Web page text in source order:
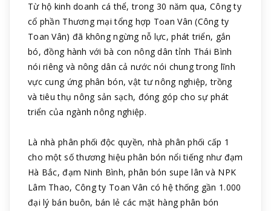
Từ hộ kinh doanh cá thể, trong 30 năm qua, Công ty
cổ phần Thương mại tổng hợp Toan Vân (Công ty
Toan Vân) đã không ngừng nỗ lực, phát triển, gắn
bó, đồng hành với bà con nông dân tỉnh Thái Bình
nói riêng và nông dân cả nước nói chung trong lĩnh
vực cung ứng phân bón, vật tư nông nghiệp, trồng
và tiêu thụ nông sản sạch, đóng góp cho sự phát
triển của ngành nông nghiệp.
Là nhà phân phối độc quyền, nhà phân phối cấp 1
cho một số thương hiệu phân bón nổi tiếng như đạm
Hà Bắc, đạm Ninh Bình, phân bón supe lân và NPK
Lâm Thao, Công ty Toan Vân có hệ thống gần 1.000
đại lý bán buôn, bán lẻ các mặt hàng phân bón